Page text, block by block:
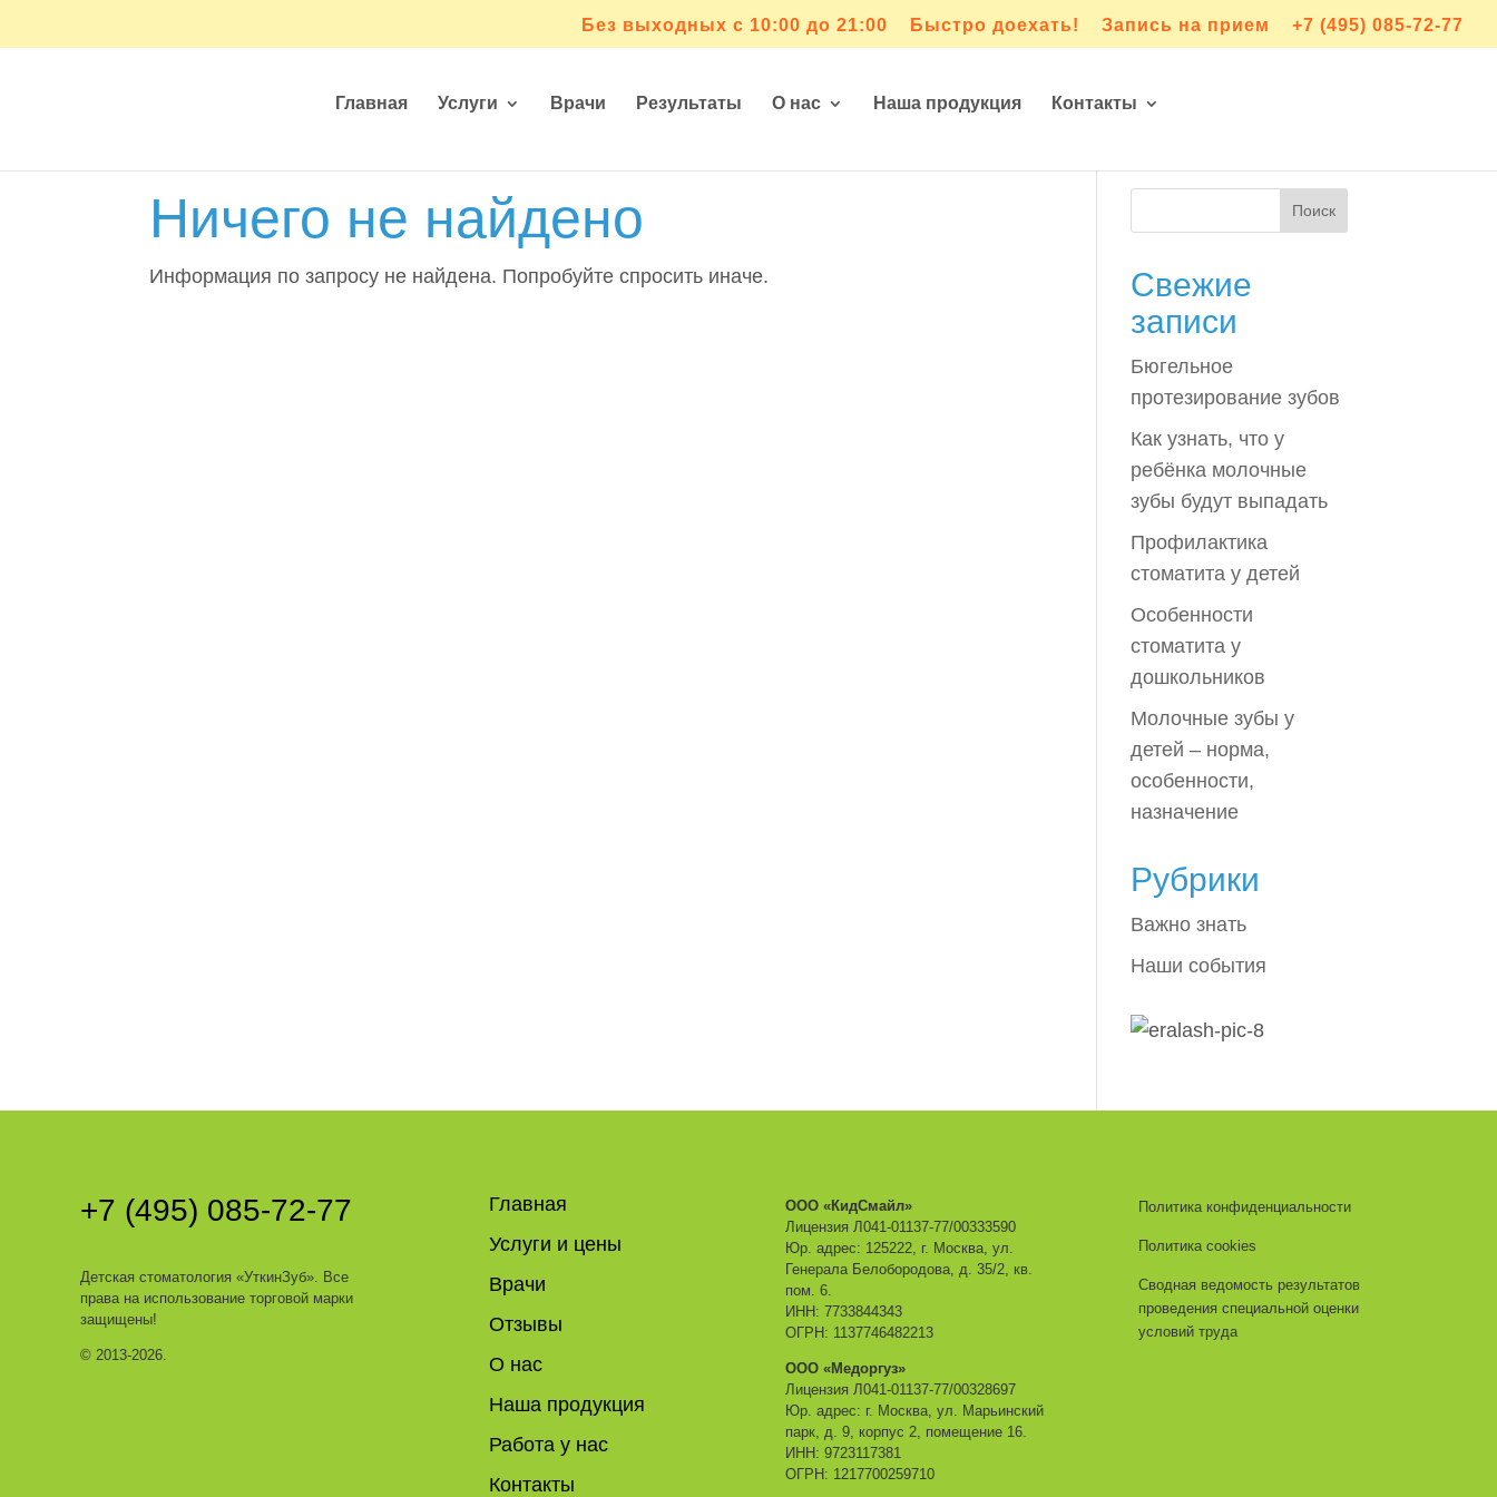
Без выходных с 10:00 до 21:00 Быстро доехать! Запись на прием +7 (495) 085-72-77
Главная Услуги Врачи Результаты О нас Наша продукция Контакты
Ничего не найдено
Информация по запросу не найдена. Попробуйте спросить иначе.
Свежие
записи
Бюгельное
протезирование зубов
Как узнать, что у
ребёнка молочные
зубы будут выпадать
Профилактика
стоматита у детей
Особенности
стоматита у
дошкольников
Молочные зубы у
детей – норма,
особенности,
назначение
Рубрики
Важно знать
Наши события
+7 (495) 085-72-77
Детская стоматология «УткинЗуб». Все
права на использование торговой марки
защищены!
© 2013-2026.
Главная
Услуги и цены
Врачи
Отзывы
О нас
Наша продукция
Работа у нас
Контакты
ООО «КидСмайл»
Лицензия Л041-01137-77/00333590
Юр. адрес: 125222, г. Москва, ул.
Генерала Белобородова, д. 35/2, кв.
пом. 6.
ИНН: 7733844343
ОГРН: 1137746482213
ООО «Медоргуз»
Лицензия Л041-01137-77/00328697
Юр. адрес: г. Москва, ул. Марьинский
парк, д. 9, корпус 2, помещение 16.
ИНН: 9723117381
ОГРН: 1217700259710
Политика конфиденциальности
Политика cookies
Сводная ведомость результатов
проведения специальной оценки
условий труда